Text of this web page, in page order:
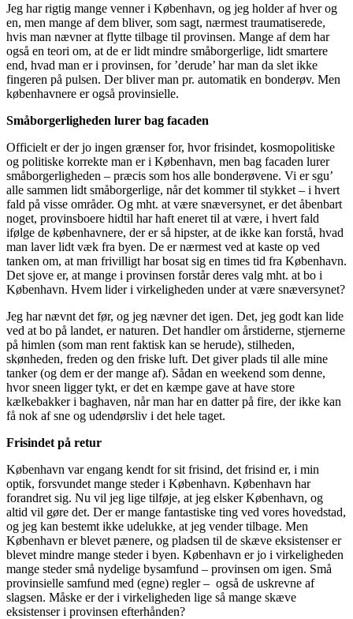
Jeg har rigtig mange venner i København, og jeg holder af hver og
en, men mange af dem bliver, som sagt, nærmest traumatiserede,
hvis man nævner at flytte tilbage til provinsen. Mange af dem har
også en teori om, at de er lidt mindre småborgerlige, lidt smartere
end, hvad man er i provinsen, for ’derude’ har man da slet ikke
fingeren på pulsen. Der bliver man pr. automatik en bonderøv. Men
københavnere er også provinsielle.
Småborgerligheden lurer bag facaden
Officielt er der jo ingen grænser for, hvor frisindet, kosmopolitiske
og politiske korrekte man er i København, men bag facaden lurer
småborgerligheden – præcis som hos alle bonderøvene. Vi er sgu’
alle sammen lidt småborgerlige, når det kommer til stykket – i hvert
fald på visse områder. Og mht. at være snæversynet, er det åbenbart
noget, provinsboere hidtil har haft eneret til at være, i hvert fald
ifølge de københavnere, der er så hipster, at de ikke kan forstå, hvad
man laver lidt væk fra byen. De er nærmest ved at kaste op ved
tanken om, at man frivilligt har bosat sig en times tid fra København.
Det sjove er, at mange i provinsen forstår deres valg mht. at bo i
København. Hvem lider i virkeligheden under at være snæversynet?
Jeg har nævnt det før, og jeg nævner det igen. Det, jeg godt kan lide
ved at bo på landet, er naturen. Det handler om årstiderne, stjernerne
på himlen (som man rent faktisk kan se herude), stilheden,
skønheden, freden og den friske luft. Det giver plads til alle mine
tanker (og dem er der mange af). Sådan en weekend som denne,
hvor sneen ligger tykt, er det en kæmpe gave at have store
kælkebakker i baghaven, når man har en datter på fire, der ikke kan
få nok af sne og udendørsliv i det hele taget.
Frisindet på retur
København var engang kendt for sit frisind, det frisind er, i min
optik, forsvundet mange steder i København. København har
forandret sig. Nu vil jeg lige tilføje, at jeg elsker København, og
altid vil gøre det. Der er mange fantastiske ting ved vores hovedstad,
og jeg kan bestemt ikke udelukke, at jeg vender tilbage. Men
København er blevet pænere, og pladsen til de skæve eksistenser er
blevet mindre mange steder i byen. København er jo i virkeligheden
mange steder små nydelige bysamfund – provinsen om igen. Små
provinsielle samfund med (egne) regler – også de uskrevne af
slagsen. Måske er der i virkeligheden lige så mange skæve
eksistenser i provinsen efterhånden?